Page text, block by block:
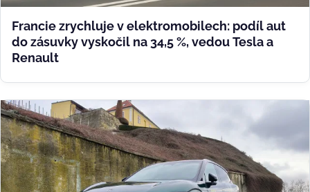
Francie zrychluje v elektromobilech: podíl aut
do zásuvky vyskočil na 34,5 %, vedou Tesla a
Renault